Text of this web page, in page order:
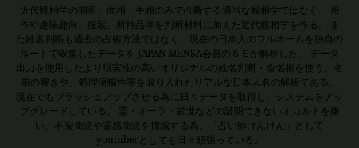
近代観相学の開祖。面相・手相のみで占断する適当な観相学ではなく、 所
作や趣味趣向、服装、所持品等を判断材料に加えた近代観相学を作る。 ま
た姓名判断も過去の占術方法ではなく、現在の日本人のフルネームを独自の
ルートで収集したデータを JAPAN MENSA会員のＳＥが解析した、 データ
出力を使用したより現実性の高いオリジナルの姓名判断・命名術を使う。名
前の響きや、処理流暢性等を取り入れたリアルな日本人名の解析である。
現在でもブラッシュアップさせる為に日々データを取得し、システムをアッ
プグレードしている。 霊・オーラ・前世などの証明できないオカルトを嫌
い、不安商法や霊感商法を撲滅する為、「占い師けんけん」として
youtuberとしても日々頑張っている。